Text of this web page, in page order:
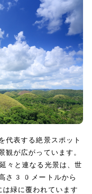
代表する絶景スポット
観が広がっています。
と連なる光景は、世
高さ30メートルから
緑に覆われています